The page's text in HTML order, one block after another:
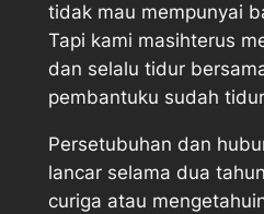
tidak mau mempunyai
Tapi kami masihterus
dan selalu tidur
pembantuku sudah
Persetubuhan dan
lancar selama dua
curiga atau